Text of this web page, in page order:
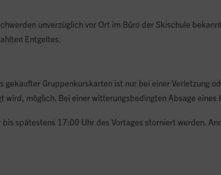
unverzüglich vor Ort im Büro der Skischule
Entgeltes.
gekaufter Gruppenkurskarten ist nur bei einer Verletzung
wird, möglich. Bei einer witterungsbedingten Absage eines
spätestens 17:00 Uhr des Vortages storniert werden.